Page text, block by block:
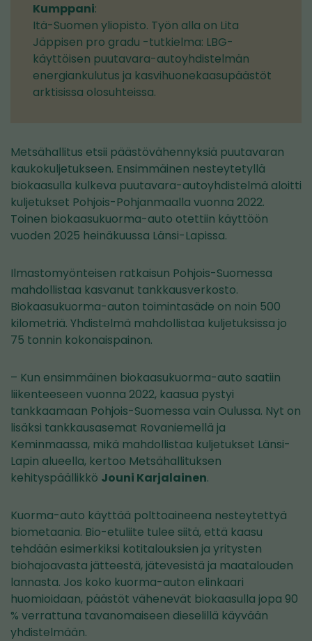
Kumppani:
Itä-Suomen yliopisto. Työn alla on Lita
Jäppisen pro gradu -tutkielma: LBG-
käyttöisen puutavara-autoyhdistelmän
energiankulutus ja kasvihuonekaasupäästöt
arktisissa olosuhteissa.
Metsähallitus etsii päästövähennyksiä puutavaran
kaukokuljetukseen. Ensimmäinen nesteytetyllä
biokaasulla kulkeva puutavara-autoyhdistelmä aloitti
kuljetukset Pohjois-Pohjanmaalla vuonna 2022.
Toinen biokaasukuorma-auto otettiin käyttöön
vuoden 2025 heinäkuussa Länsi-Lapissa.
Ilmastomyönteisen ratkaisun Pohjois-Suomessa
mahdollistaa kasvanut tankkausverkosto.
Biokaasukuorma-auton toimintasäde on noin 500
kilometriä. Yhdistelmä mahdollistaa kuljetuksissa jo
75 tonnin kokonaispainon.
– Kun ensimmäinen biokaasukuorma-auto saatiin
liikenteeseen vuonna 2022, kaasua pystyi
tankkaamaan Pohjois-Suomessa vain Oulussa. Nyt on
lisäksi tankkausasemat Rovaniemellä ja
Keminmaassa, mikä mahdollistaa kuljetukset Länsi-
Lapin alueella, kertoo Metsähallituksen
kehityspäällikkö Jouni Karjalainen.
Kuorma-auto käyttää polttoaineena nesteytettyä
biometaania. Bio-etuliite tulee siitä, että kaasu
tehdään esimerkiksi kotitalouksien ja yritysten
biohajoavasta jätteestä, jätevesistä ja maatalouden
lannasta. Jos koko kuorma-auton elinkaari
huomioidaan, päästöt vähenevät biokaasulla jopa 90
% verrattuna tavanomaiseen dieselillä käyvään
yhdistelmään.